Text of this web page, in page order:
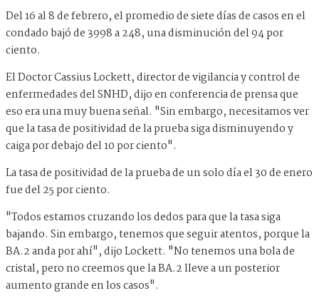
Del 16 al 8 de febrero, el promedio de siete días de casos en el
condado bajó de 3998 a 248, una disminución del 94 por
ciento.
El Doctor Cassius Lockett, director de vigilancia y control de
enfermedades del SNHD, dijo en conferencia de prensa que
eso era una muy buena señal. "Sin embargo, necesitamos ver
que la tasa de positividad de la prueba siga disminuyendo y
caiga por debajo del 10 por ciento".
La tasa de positividad de la prueba de un solo día el 30 de enero
fue del 25 por ciento.
"Todos estamos cruzando los dedos para que la tasa siga
bajando. Sin embargo, tenemos que seguir atentos, porque la
BA.2 anda por ahí", dijo Lockett. "No tenemos una bola de
cristal, pero no creemos que la BA.2 lleve a un posterior
aumento grande en los casos".